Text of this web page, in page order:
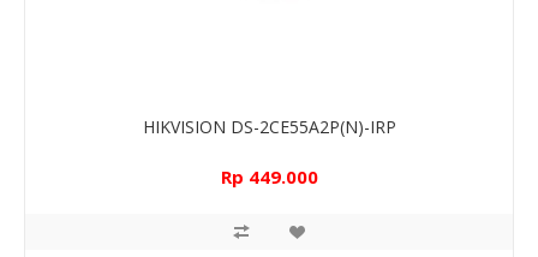
HIKVISION DS-2CE55A2P(N)-IRP
Rp 449.000